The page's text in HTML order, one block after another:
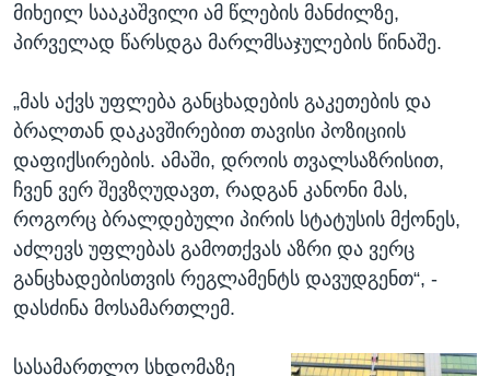
მიხეილ სააკაშვილი ამ წლების მანძილზე,
პირველად წარსდგა მარლმსაჯულების წინაშე.
„მას აქვს უფლება განცხადების გაკეთების და
ბრალთან დაკავშირებით თავისი პოზიციის
დაფიქსირების. ამაში, დროის თვალსაზრისით,
ჩვენ ვერ შევზღუდავთ, რადგან კანონი მას,
როგორც ბრალდებული პირის სტატუსის მქონეს,
აძლევს უფლებას გამოთქვას აზრი და ვერც
განცხადებისთვის რეგლამენტს დავუდგენთ“, -
დასძინა მოსამართლემ.
სასამართლო სხდომაზე